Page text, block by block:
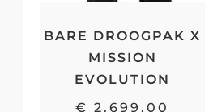
BARE DROOGPAK X
MISSION
EVOLUTION
€ 2.699,00